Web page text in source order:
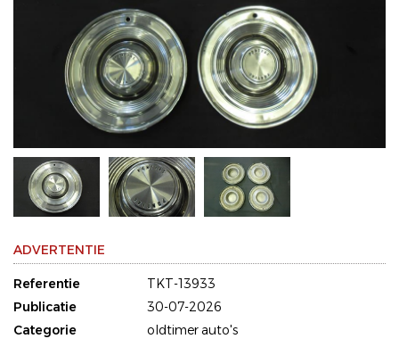
ADVERTENTIE
Referentie
TKT-13933
Publicatie
30-07-2026
Categorie
oldtimer auto's